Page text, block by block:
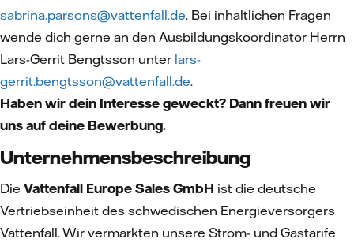
sabrina.parsons@vattenfall.de. Bei inhaltlichen Fragen
wende dich gerne an den Ausbildungskoordinator Herrn
Lars-Gerrit Bengtsson unter lars-
gerrit.bengtsson@vattenfall.de.
Haben wir dein Interesse geweckt? Dann freuen wir
uns auf deine Bewerbung.
Unternehmensbeschreibung
Die Vattenfall Europe Sales GmbH ist die deutsche
Vertriebseinheit des schwedischen Energieversorgers
Vattenfall. Wir vermarkten unsere Strom- und Gastarife